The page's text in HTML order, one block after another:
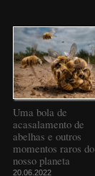
Uma bola de
acasalamento de
abelhas e outros
momentos raros do
nosso planeta
20.06.2022